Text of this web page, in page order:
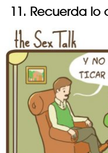
11. Recuerda